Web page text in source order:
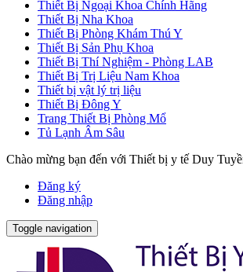
Thiết Bị Ngoại Khoa Chính Hãng
Thiết Bị Nha Khoa
Thiết Bị Phòng Khám Thú Y
Thiết Bị Sản Phụ Khoa
Thiết Bị Thí Nghiệm - Phòng LAB
Thiết Bị Trị Liệu Nam Khoa
Thiết bị vật lý trị liệu
Thiết Bị Đông Y
Trang Thiết Bị Phòng Mổ
Tủ Lạnh Âm Sâu
Chào mừng bạn đến với Thiết bị y tế Duy
Đăng ký
Đăng nhập
Toggle navigation